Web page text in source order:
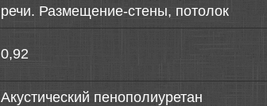
речи. Размещение-стены, потолок
0,92
Акустический пенополиуретан